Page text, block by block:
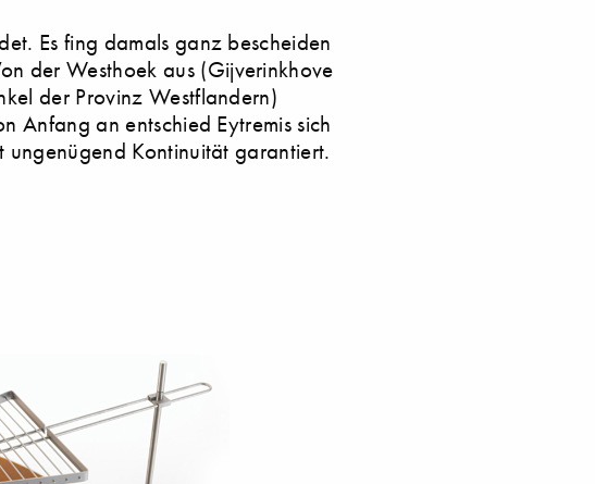
Es fing damals ganz bescheiden
der Westhoek aus (Gijverinkhove
der Provinz Westflandern)
Anfang an entschied Eytremis sich
Kontinuität garantiert.